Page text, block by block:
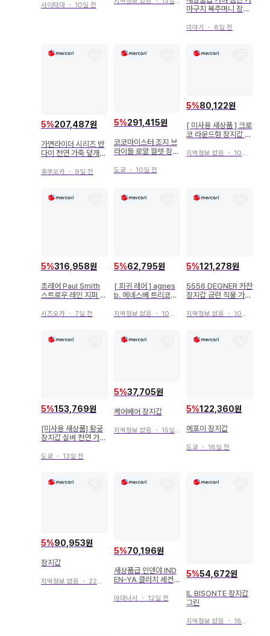
사이타마 ・ 10일 전
마구치 복주머니 장지
미야기 ・ 8일 전
5%207,487원
가면라이더 시리즈 반
다이 천연 가죽 덮개
th 엠블럼
후쿠오카 ・ 9일 전
5%291,415원
코코마이스터 조지 브
라이들 로얄 월렛 장지
도쿄 ・ 10일 전
5%80,122원
[ 미사용 새상품 ] 크로
코 라운드형 장지갑 블
지역정보 없음 ・ 10일 전
5%316,958원
초레어 Paul Smith
스트로우 레인 지퍼 장
시즈오카 ・ 7일 전
5%62,795원
[ 희귀 레어 ] agnes
b. 에네스베 트리코롤
지역정보 없음 ・ 10일 전
5%121,278원
5556 DEGNER 카잔
장지갑 금란 직물 가죽
지역정보 없음 ・ 10일 전
5%153,769원
[미사용 새상품] 황궁
장지갑 실버 천연 가죽
도쿄 ・ 13일 전
5%37,705원
케어베어 장지갑
지역정보 없음 ・ 15일 전
5%122,360원
에포이 장지갑
도쿄 ・ 18일 전
5%90,953원
장지갑
지역정보 없음 ・ 22일 전
5%70,196원
새상품급 인덴야 IND
EN-YA 클러치 세컨
패턴 블랙
야마나시 ・ 12일 전
5%54,672원
IL BISONTE 장지갑
그린
지역정보 없음 ・ 18일 전